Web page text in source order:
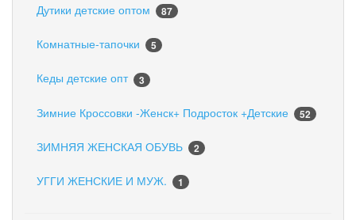
Дутики детские оптом 87
Комнатные-тапочки 5
Кеды детские опт 3
Зимние Кроссовки -Женск+ Подросток +Детские 52
ЗИМНЯЯ ЖЕНСКАЯ ОБУВЬ 2
УГГИ ЖЕНСКИЕ И МУЖ. 1